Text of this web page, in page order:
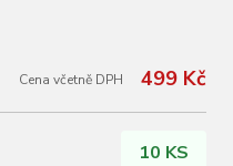
Cena včetně DPH 499 Kč
10 KS